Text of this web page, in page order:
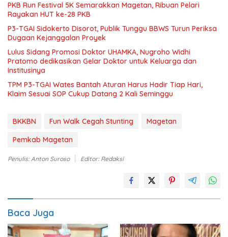
PKB Run Festival 5K Semarakkan Magetan, Ribuan Pelari
Rayakan HUT ke-28 PKB
P3-TGAI Sidokerto Disorot, Publik Tunggu BBWS Turun Periksa
Dugaan Kejanggalan Proyek
Lulus Sidang Promosi Doktor UHAMKA, Nugroho Widhi
Pratomo dedikasikan Gelar Doktor untuk Keluarga dan
Institusinya
TPM P3-TGAI Wates Bantah Aturan Harus Hadir Tiap Hari,
Klaim Sesuai SOP Cukup Datang 2 Kali Seminggu
BKKBN Fun Walk Cegah Stunting
Magetan
Pemkab Magetan
Penulis: Anton Suroso Editor: Redaksi
Baca Juga